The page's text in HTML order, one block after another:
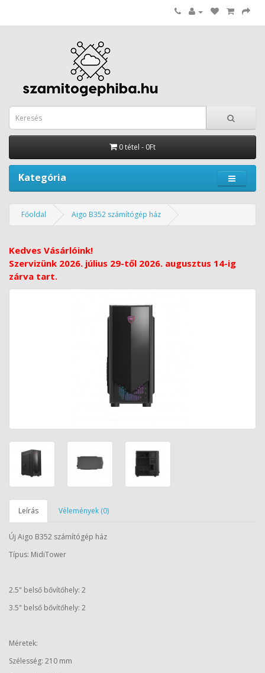
0 tétel - 0Ft
Kategória
Főoldal Aigo B352 számítógép ház
Kedves Vásárlóink!
Szervizünk 2026. július 29-től 2026. augusztus 14-ig
zárva tart.
Leírás Vélemények (0)
Új Aigo B352 számítógép ház
Típus: MidiTower
2.5" belső bővítőhely: 2
3.5" belső bővítőhely: 2
Méretek:
Szélesség: 210 mm